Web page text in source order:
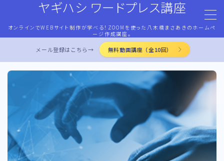
ヤギハシ ワードプレス講座
オンラインでWEBサイト制作が学べる！ZOOMを使った八木橋まさあきのホームペ
ージ作成講座。
MENU
HOME
ワードプレス・マネタイズ
ココナラ・ストアカ出品
LP作成術
メール登録はこちら→ 無料動画講座（全10回）